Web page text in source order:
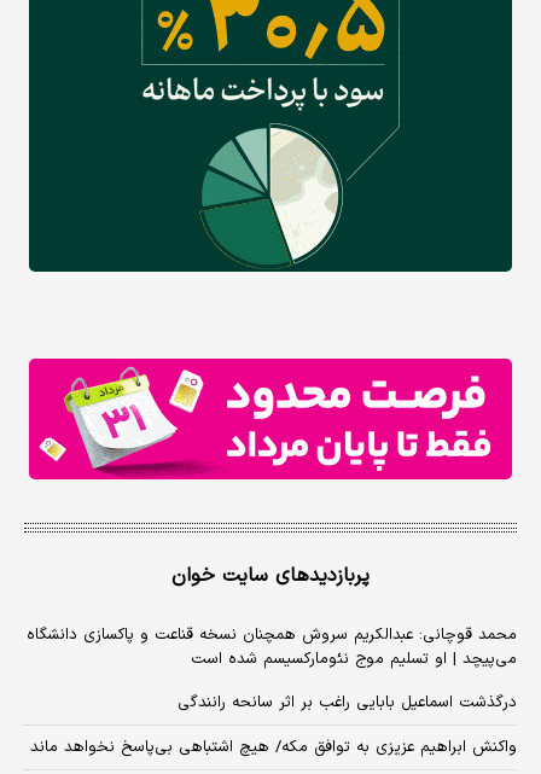
پربازدیدهای سایت خوان
محمد قوچانی: عبدالکریم سروش همچنان نسخه قناعت و پاکسازی دانشگاه
می‌پیچد | او تسلیم موج نئومارکسیسم شده است
درگذشت اسماعیل بابایی راغب بر اثر سانحه رانندگی
واکنش ابراهیم عزیزی به توافق مکه/ هیچ اشتباهی بی‌پاسخ نخواهد ماند